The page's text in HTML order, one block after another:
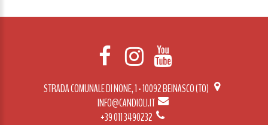
STRADA COMUNALE DI NONE, 1 - 10092 BEINASCO (TO)
INFO@CANDIOLI.IT
+39 011 3490232